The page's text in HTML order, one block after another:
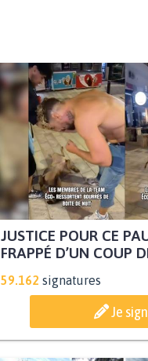
JUSTICE POUR CE
FRAPPÉ D’UN COUP
59.162 signatures
Je